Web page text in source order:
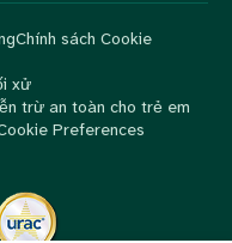
Chính sách Cookie
xử
trừ an toàn cho trẻ em
Preferences